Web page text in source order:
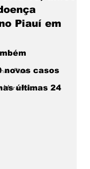
- Piaui
Maranhão
Piauí em
novos casos
últimas 24